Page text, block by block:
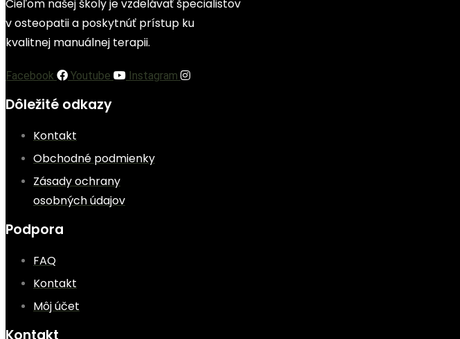
Cieľom našej školy je vzdelávať špecialistov
v osteopatii a poskytnúť prístup ku
kvalitnej manuálnej terapii.
Facebook Youtube Instagram
Dôležité odkazy
Kontakt
Obchodné podmienky
Zásady ochrany
osobných údajov
Podpora
FAQ
Kontakt
Môj účet
Kontakt